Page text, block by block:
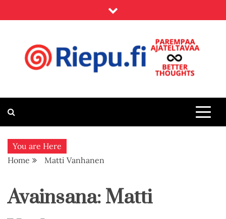
to
Riepu.fi
You are Here
Home
Matti Vanhanen
Avainsana: Matti